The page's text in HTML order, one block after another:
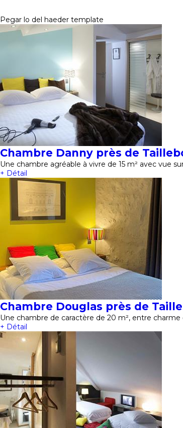
Pegar lo del haeder template
Chambre Danny près de
Une chambre agréable à vivre de 15 m² avec vue
+ Détail
Chambre Douglas près de
Une chambre de caractère de 20 m², entre
+ Détail